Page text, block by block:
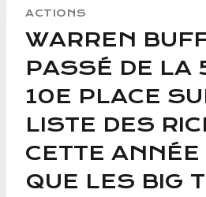
ACTIONS
WARREN
PASSÉ DE LA
10E PLACE
LISTE DES
CETTE
QUE LES BIG